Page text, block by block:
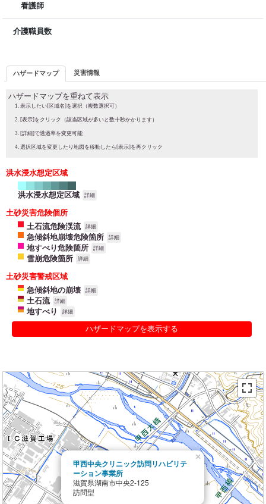
看護師
介護職員数
ハザードマップ 災害情報
ハザードマップを重ねて表示
表示したい[区域名]を選択（複数選択可）
[表示]をクリック（該当区域が多いと数十秒かかります）
[詳細]で透過率を変更可能
選択区域を変更したり地図を移動したら[表示]を再クリック
洪水浸水想定区域
洪水浸水想定区域 詳細
土砂災害危険個所
土石流危険渓流
詳細
急傾斜地崩壊危険箇所 詳細
地すべり危険箇所 詳細
雪崩危険箇所 詳細
土砂災害警戒区域
急傾斜地の崩壊
詳細
土石流 詳細
地すべり 詳細
ハザードマップを表示する
甲西中央クリニック訪問リハビリテ
ーション事業所
滋賀県湖南市中央2-125
訪問型
×